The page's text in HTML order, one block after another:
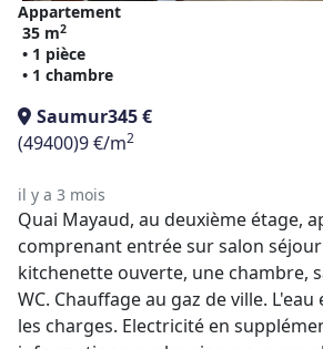
Appartement
35 m2
• 1 pièce
• 1 chambre
Saumur345 €
(49400)9 €/m2
il y a 3 mois
Quai Mayaud, au deuxième étage,
comprenant entrée sur salon
kitchenette ouverte, une chambre,
WC. Chauffage au gaz de ville.
les charges. Electricité en